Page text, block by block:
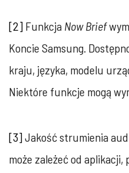
[2] Funkcja Now Brief
Koncie Samsung.
kraju, języka, modelu
Niektóre funkcje mogą
[3]Jakość strumienia
może zależeć od aplikacji,